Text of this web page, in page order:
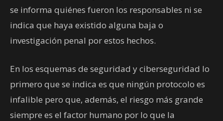
se informa quiénes fueron los responsables ni se
indica que haya existido alguna baja o
investigación penal por estos hechos.
En los esquemas de seguridad y ciberseguridad lo
primero que se indica es que ningún protocolo es
infalible pero que, además, el riesgo más grande
siempre es el factor humano por lo que la